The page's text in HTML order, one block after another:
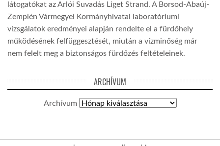
látogatókat az Arlói Suvadás Liget Strand. A Borsod-Abaúj-
Zemplén Vármegyei Kormányhivatal laboratóriumi
vizsgálatok eredményei alapján rendelte el a fürdőhely
működésének felfüggesztését, miután a vízminőség már
nem felelt meg a biztonságos fürdőzés feltételeinek.
ARCHÍVUM
Archívum